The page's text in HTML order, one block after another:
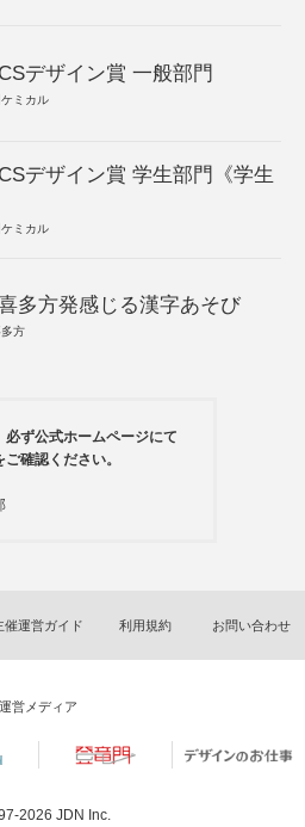
デザイン賞 一般部門
ミカル
デザイン賞 学生部門《学生
ミカル
多方発感じる漢字あそび
方
必ず公式ホームページにて
確認ください。
催運営ガイド 利用規約 お問い合わせ
運営メディア
2026 JDN Inc.